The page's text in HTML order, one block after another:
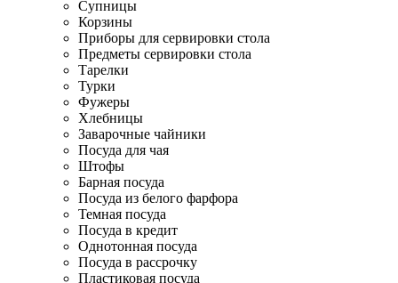
Супницы
Корзины
Приборы для сервировки стола
Предметы сервировки стола
Тарелки
Турки
Фужеры
Хлебницы
Заварочные чайники
Посуда для чая
Штофы
Барная посуда
Посуда из белого фарфора
Темная посуда
Посуда в кредит
Однотонная посуда
Посуда в рассрочку
Пластиковая посуда